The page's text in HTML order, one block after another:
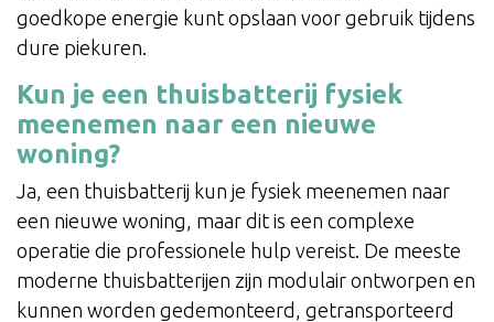
goedkope energie kunt opslaan voor gebruik tijdens
dure piekuren.
Kun je een thuisbatterij fysiek
meenemen naar een nieuwe
woning?
Ja, een thuisbatterij kun je fysiek meenemen naar
een nieuwe woning, maar dit is een complexe
operatie die professionele hulp vereist. De meeste
moderne thuisbatterijen zijn modulair ontworpen en
kunnen worden gedemonteerd, getransporteerd